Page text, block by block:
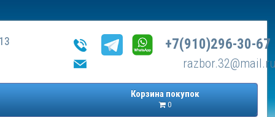
+7(910)296-30-67
Корзина покупок
0